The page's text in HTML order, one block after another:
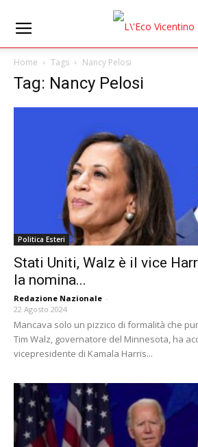
Home Tags Nancy Pelosi
Tag: Nancy Pelosi
Politica Esteri
Stati Uniti, Walz è il vice
la nomina...
Redazione Nazionale -
22 Agosto 2024
Mancava solo un pizzico di formalità che
Tim Walz, governatore del Minnesota, ha
vicepresidente di Kamala Harris...